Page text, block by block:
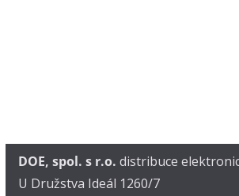
DOE, spol. s r.o. distribuce
U Družstva Ideál 1260/7